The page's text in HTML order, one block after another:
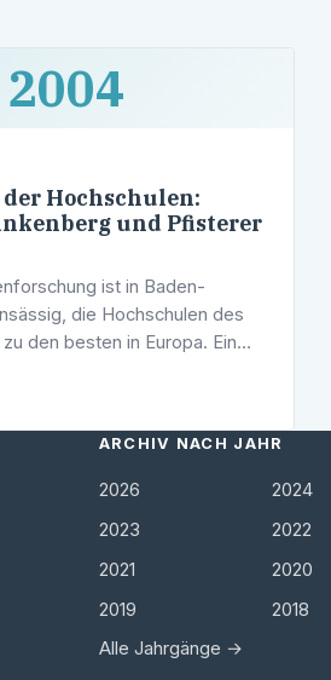
2004
Hochschulen:
und Pfisterer
ist in Baden-
die Hochschulen des
den besten in Europa. Ein
Kampf um die besten Köpfe.
ARCHIV NACH JAHR
2026
2024
2023
2022
2021
2020
2019
2018
Alle Jahrgänge →